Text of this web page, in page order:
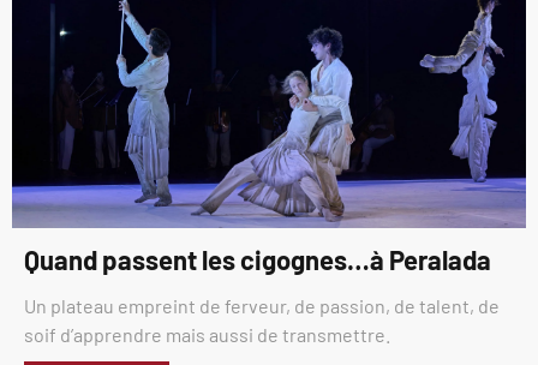
Quand passent les cigognes…à Peralada
Un plateau empreint de ferveur, de passion, de talent, de
soif d’apprendre mais aussi de transmettre.